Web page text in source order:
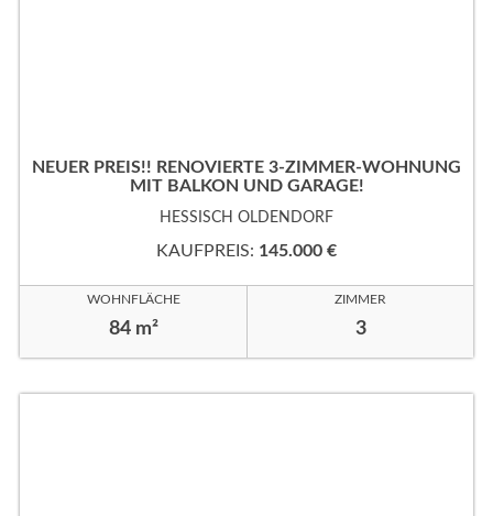
NEUER PREIS!! RENOVIERTE 3-ZIMMER-WOHNUNG
MIT BALKON UND GARAGE!
HESSISCH OLDENDORF
KAUFPREIS: 145.000 €
WOHNFLÄCHE
84 m²
ZIMMER
3